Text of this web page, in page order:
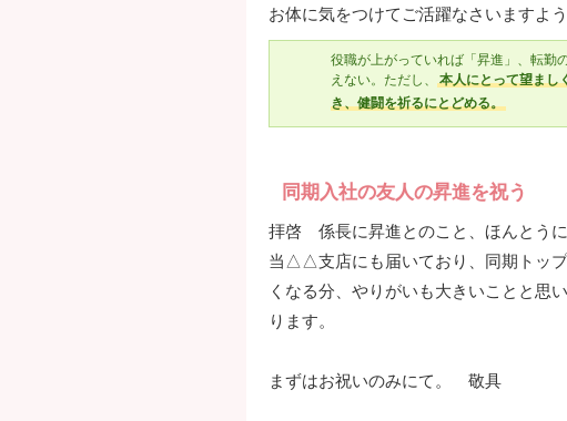
お体に気をつけてご活躍なさいますよ
役職が上がっていれば「昇進」、転勤
えない。ただし、
本人にとって望まし
き、健闘を祈るにとどめる。
同期入社の友人の昇進を祝う
拝啓 係長に昇進とのこと、ほんとう
当△△支店にも届いており、同期トッ
くなる分、やりがいも大きいことと思
ります。
まずはお祝いのみにて。 敬具